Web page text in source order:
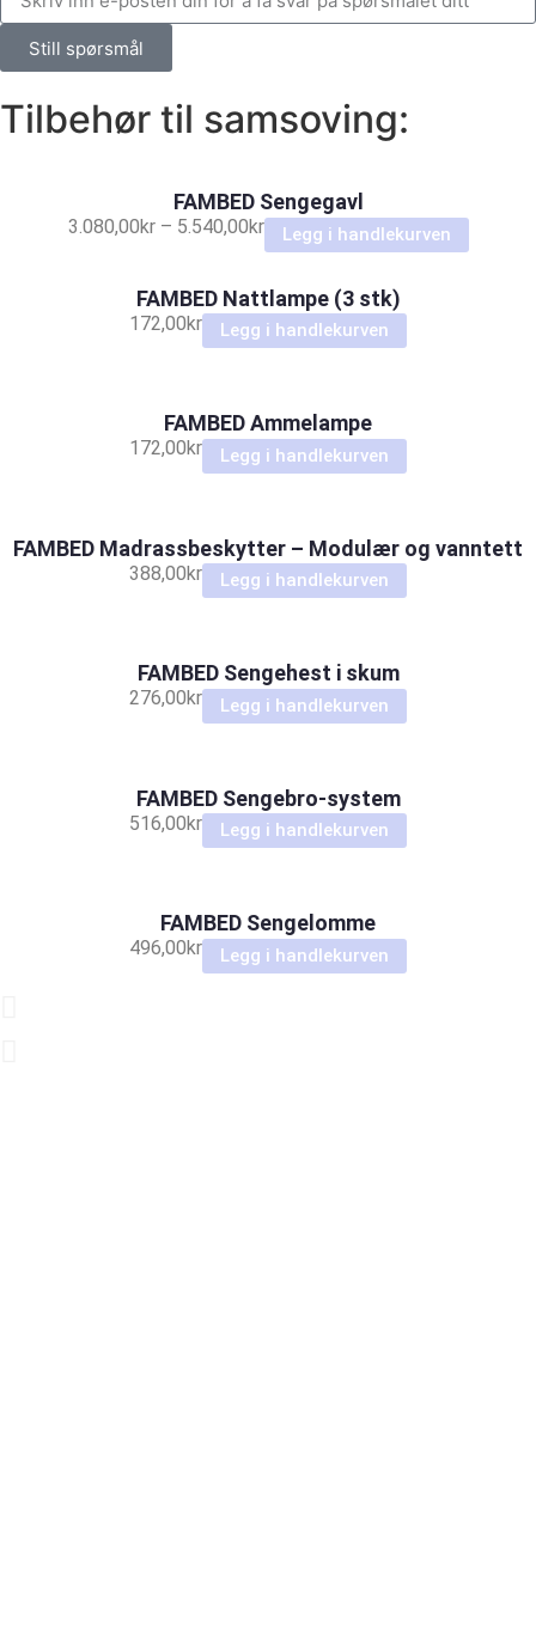
Still spørsmål
Tilbehør til samsoving:
FAMBED Sengegavl
3.080,00kr – 5.540,00kr Legg i handlekurven
FAMBED Nattlampe (3 stk)
172,00kr Legg i handlekurven
FAMBED Ammelampe
172,00kr Legg i handlekurven
FAMBED Madrassbeskytter – Modulær og vanntett
388,00kr Legg i handlekurven
FAMBED Sengehest i skum
276,00kr Legg i handlekurven
FAMBED Sengebro-system
516,00kr Legg i handlekurven
FAMBED Sengelomme
496,00kr Legg i handlekurven